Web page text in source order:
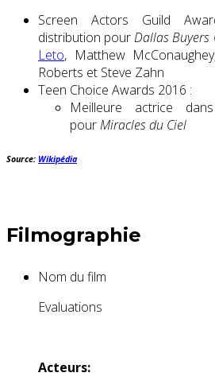
Screen Actors Guild
distribution pourDallas Buyers
Leto, Matthew
Roberts et Steve Zahn
Teen Choice Awards 2016 :
Meilleure actrice
pourMiracles du Ciel
Source: Wikipédia
Filmographie
Nom du film
Evaluations
Acteurs: